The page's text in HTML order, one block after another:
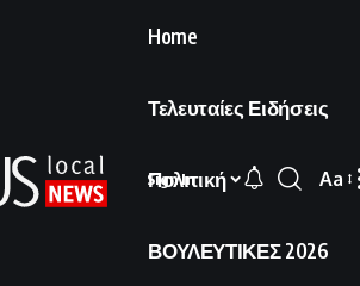
Home
Τελευταίες Ειδήσεις
Πολιτική
ΒΟΥΛΕΥΤΙΚΕΣ 2026
Sign In
Font
Aa